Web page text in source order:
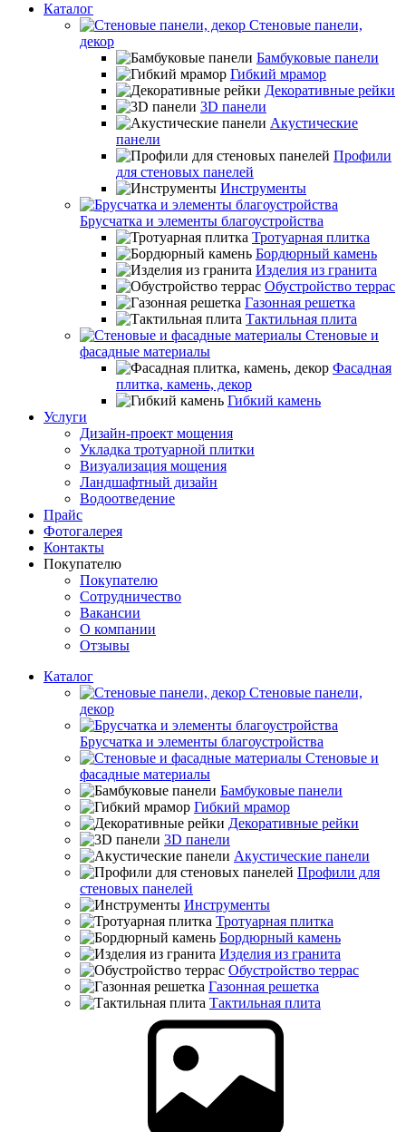
Каталог
Стеновые панели,
декор
Бамбуковые панели
Гибкий мрамор
Декоративные рейки
3D панели
Акустические
панели
Профили
для стеновых панелей
Инструменты
Брусчатка и элементы благоустройства
Тротуарная плитка
Бордюрный камень
Изделия из гранита
Обустройство террас
Газонная решетка
Тактильная плита
Стеновые и
фасадные материалы
Фасадная
плитка, камень, декор
Гибкий камень
Услуги
Дизайн-проект мощения
Укладка тротуарной плитки
Визуализация мощения
Ландшафтный дизайн
Водоотведение
Прайс
Фотогалерея
Контакты
Покупателю
Покупателю
Сотрудничество
Вакансии
О компании
Отзывы
Каталог
Стеновые панели,
декор
Брусчатка и элементы благоустройства
Стеновые и
фасадные материалы
Бамбуковые панели
Гибкий мрамор
Декоративные рейки
3D панели
Акустические панели
Профили для
стеновых панелей
Инструменты
Тротуарная плитка
Бордюрный камень
Изделия из гранита
Обустройство террас
Газонная решетка
Тактильная плита